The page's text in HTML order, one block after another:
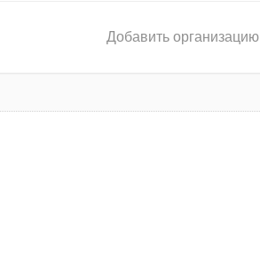
Добавить организацию